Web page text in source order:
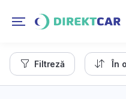
Filtreză În